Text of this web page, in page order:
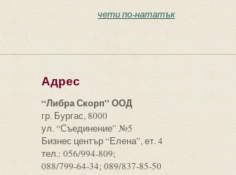
чети по-нататък
Адрес
“Либра Скорп” ООД
гр. Бургас, 8000
ул. “Съединение” №5
Бизнес център “Елена”, ет. 4
тел.: 056/994-809;
088/799-64-34; 089/837-85-50